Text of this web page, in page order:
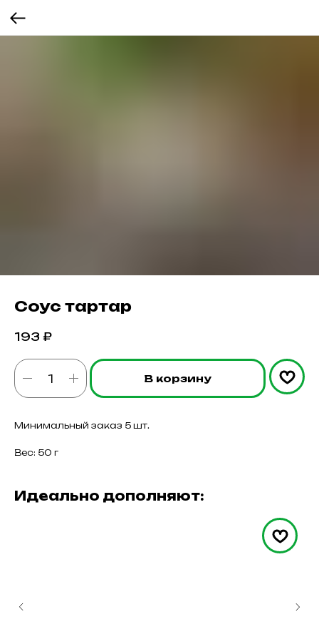
Соус тартар
193 ₽
В корзину
Минимальный заказ 5 шт.
Вес: 50 г
Идеально дополняют: